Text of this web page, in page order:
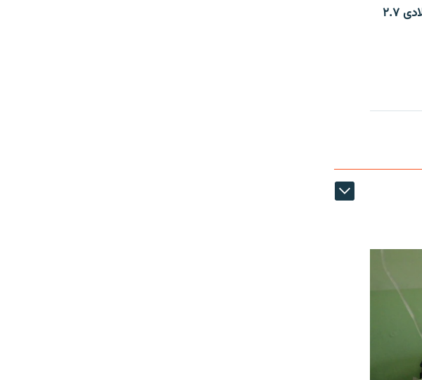
دفتر هماهنگی امور بشردوستانه سازمان ملل متحد در افغانستان (اوچا) می‌گوید که در سال جاری میلادی ۲.۷